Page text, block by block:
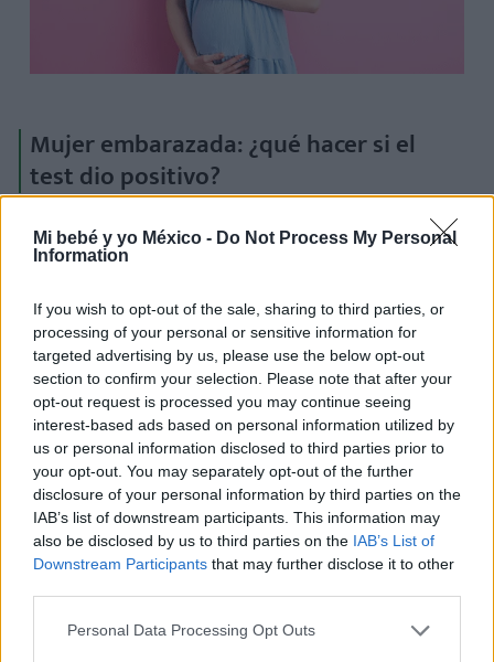
Mi bebé y yo México - Do Not Process My Personal
Information
If you wish to opt-out of the sale, sharing to third parties, or
processing of your personal or sensitive information for
targeted advertising by us, please use the below opt-out
section to confirm your selection. Please note that after your
opt-out request is processed you may continue seeing
interest-based ads based on personal information utilized by
us or personal information disclosed to third parties prior to
your opt-out. You may separately opt-out of the further
disclosure of your personal information by third parties on the
IAB’s list of downstream participants. This information may
also be disclosed by us to third parties on the IAB’s List of
Downstream Participants that may further disclose it to other
Personal Data Processing Opt Outs
Mujer embarazada: ¿qué hacer si el
test dio positivo?
Siel test de embarazo da un resultado positivo,lo
primero que debes hacer es sacar cita con la(el)
Esta cita se realiza entre la semana 6 y la
semana 9 de embarazo,siempre contando desde
la fecha de la última menstruación. Y es que
acudir antes es poco aconsejable, ya que
difícilmente el examen ecográfico podrá obtener
información útil del embrión, que aún es muy
pequeño.
Programa una cita en tu centro atención
primaria, con la(el) ginecóloga(o) que te asignen.
También puedes hacerlo con tu médico de
cabecera, quien te indicará todos los pasos que